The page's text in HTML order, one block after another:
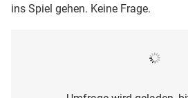
ins Spiel gehen. Keine Frage.